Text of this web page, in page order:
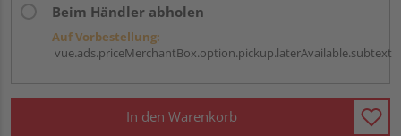
Beim Händler abholen
Auf Vorbestellung:
vue.ads.priceMerchantBox.option.pickup.laterAvailable.subtext
In den Warenkorb